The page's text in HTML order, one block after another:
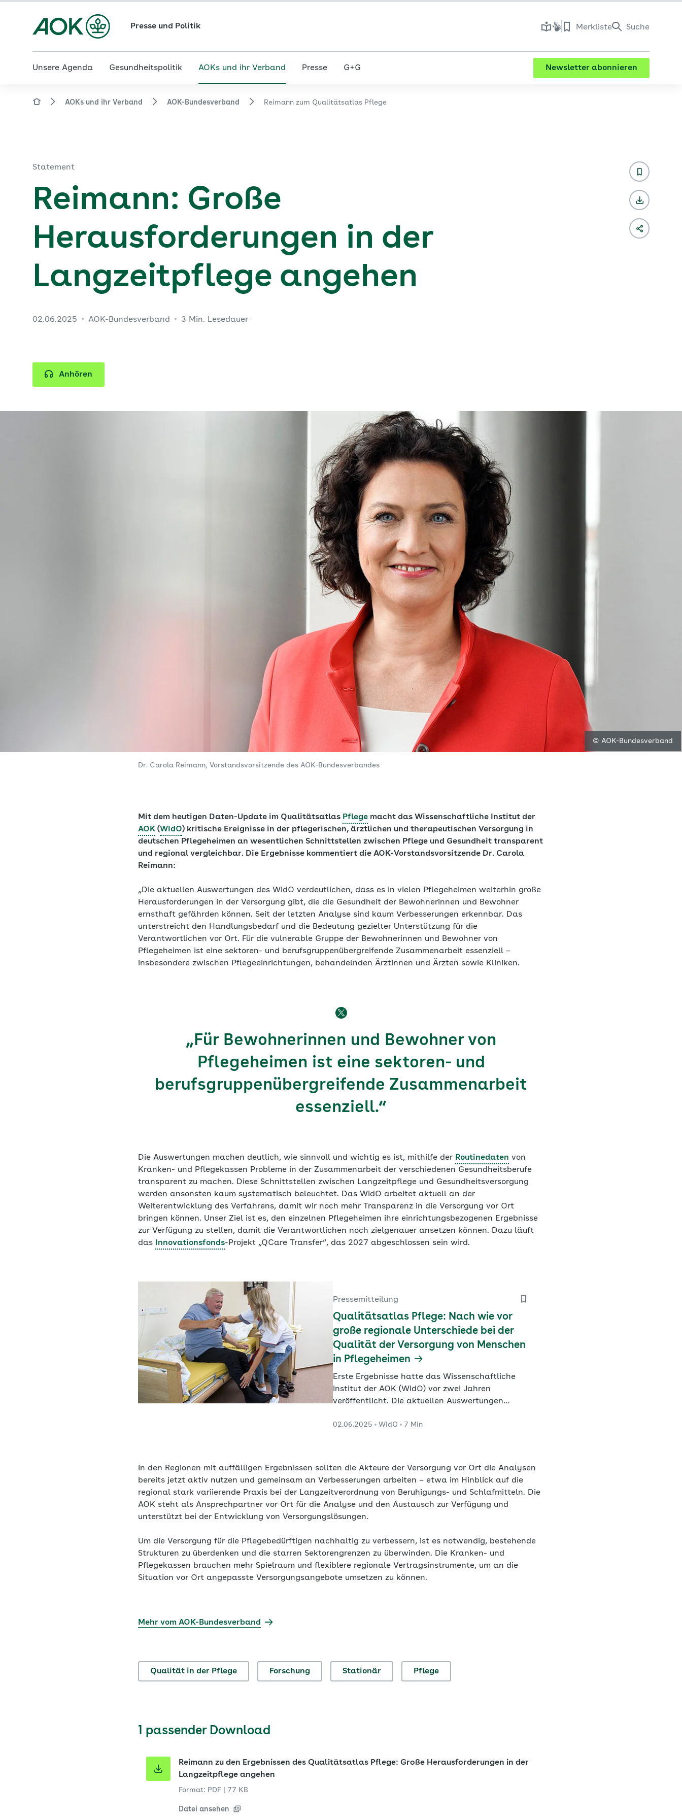
Presse und Politik Merkliste Suche
Unsere Agenda Gesundheitspolitik AOKs und ihr Verband Presse G+G Newsletter abonnieren
AOKs und ihr Verband AOK-Bundesverband Reimann zum Qualitätsatlas Pflege
Statement
Reimann: Große
Herausforderungen in der
Langzeitpflege angehen
02.06.2025 AOK-Bundesverband 3 Min. Lesedauer
Anhören
© AOK-Bundesverband
Dr. Carola Reimann, Vorstandsvorsitzende des AOK-Bundesverbandes
Mit dem heutigen Daten-Update im Qualitätsatlas Pflege macht das Wissenschaftliche Institut der
AOK (WIdO) kritische Ereignisse in der pflegerischen, ärztlichen und therapeutischen Versorgung in
deutschen Pflegeheimen an wesentlichen Schnittstellen zwischen Pflege und Gesundheit transparent
und regional vergleichbar. Die Ergebnisse kommentiert die AOK-Vorstandsvorsitzende Dr. Carola
Reimann:
„Die aktuellen Auswertungen des WIdO verdeutlichen, dass es in vielen Pflegeheimen weiterhin große
Herausforderungen in der Versorgung gibt, die die Gesundheit der Bewohnerinnen und Bewohner
ernsthaft gefährden können. Seit der letzten Analyse sind kaum Verbesserungen erkennbar. Das
unterstreicht den Handlungsbedarf und die Bedeutung gezielter Unterstützung für die
Verantwortlichen vor Ort. Für die vulnerable Gruppe der Bewohnerinnen und Bewohner von
Pflegeheimen ist eine sektoren- und berufsgruppenübergreifende Zusammenarbeit essenziell –
insbesondere zwischen Pflegeeinrichtungen, behandelnden Ärztinnen und Ärzten sowie Kliniken.
„Für Bewohnerinnen und Bewohner von
Pflegeheimen ist eine sektoren- und
berufsgruppenübergreifende Zusammenarbeit
essenziell.“
Die Auswertungen machen deutlich, wie sinnvoll und wichtig es ist, mithilfe der Routinedaten von
Kranken- und Pflegekassen Probleme in der Zusammenarbeit der verschiedenen Gesundheitsberufe
transparent zu machen. Diese Schnittstellen zwischen Langzeitpflege und Gesundheitsversorgung
werden ansonsten kaum systematisch beleuchtet. Das WIdO arbeitet aktuell an der
Weiterentwicklung des Verfahrens, damit wir noch mehr Transparenz in die Versorgung vor Ort
bringen können. Unser Ziel ist es, den einzelnen Pflegeheimen ihre einrichtungsbezogenen Ergebnisse
zur Verfügung zu stellen, damit die Verantwortlichen noch zielgenauer ansetzen können. Dazu läuft
das
Innovationsfonds-Projekt „QCare Transfer“, das 2027 abgeschlossen sein wird.
Pressemitteilung
Qualitätsatlas Pflege: Nach wie vor
große regionale Unterschiede bei der
Qualität der Versorgung von Menschen
in Pflegeheimen
Erste Ergebnisse hatte das Wissenschaftliche
Institut der AOK (WIdO) vor zwei Jahren
veröffentlicht. Die aktuellen Auswertungen
ergänzt. Das ernüchternde Fazit:Bei allen
02.06.2025 WIdO 7 Min
In den Regionen mit auffälligen Ergebnissen sollten die Akteure der Versorgung vor Ort die Analysen
bereits jetzt aktiv nutzen und gemeinsam an Verbesserungen arbeiten – etwa im Hinblick auf die
regional stark variierende Praxis bei der Langzeitverordnung von Beruhigungs- und Schlafmitteln. Die
AOK steht als Ansprechpartner vor Ort für die Analyse und den Austausch zur Verfügung und
unterstützt bei der Entwicklung von Versorgungslösungen.
Um die Versorgung für die Pflegebedürftigen nachhaltig zu verbessern, ist es notwendig, bestehende
Strukturen zu überdenken und die starren Sektorengrenzen zu überwinden. Die Kranken- und
Pflegekassen brauchen mehr Spielraum und flexiblere regionale Vertragsinstrumente, um an die
Situation vor Ort angepasste Versorgungsangebote umsetzen zu können.
Mehr vom AOK-Bundesverband
Qualität in der Pflege Forschung Stationär Pflege
1 passender Download
Reimann zu den Ergebnissen des Qualitätsatlas Pflege: Große Herausforderungen in der
Langzeitpflege angehen
Format: PDF 77 KB
Datei ansehen